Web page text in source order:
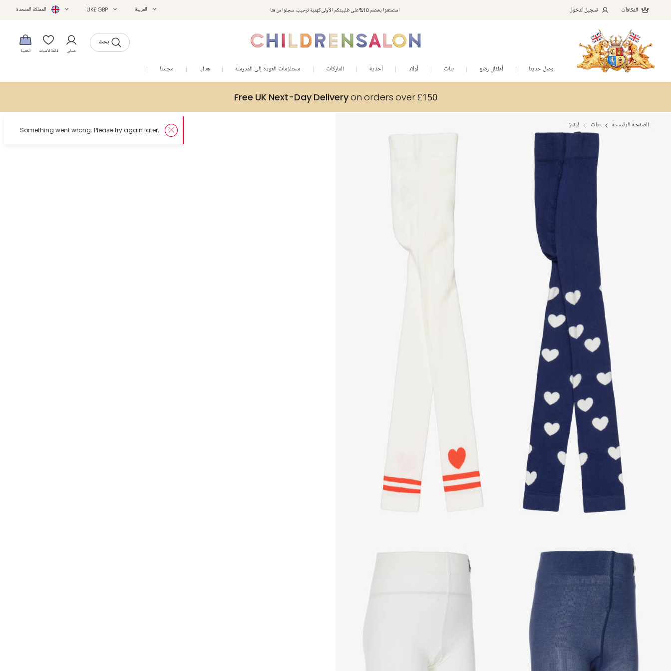
استمتعوا بخصم 10% على طلبيتكم الأولى كهدية ترحيب. سجلوا من هنا المكافآت تسجيل الدخول العربية UK£ GBP المملكة المتحدة
بحث
حسابي قائمة الأمنيات الحقيبة
وصل حديثا أطفال رضع بنات أولاد أحذية الماركات مستلزمات العودة إلى المدرسة هدايا مجلتنا
Free UK Next-Day Deliveryon orders over £150
الصفحة الرئيسية بنات ليقنز